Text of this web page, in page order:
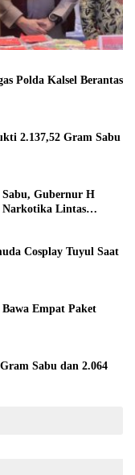
Polda Kalsel Berantas
2.137,52 Gram Sabu
Sabu, Gubernur H
Narkotika Lintas
Cosplay Tuyul Saat
Empat Paket
Sabu dan 2.064